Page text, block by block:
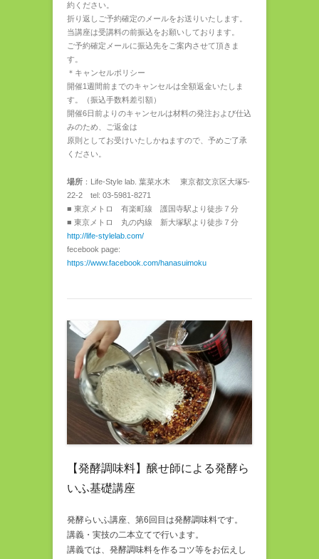
約ください。
折り返しご予約確定のメールをお送りいたします。
当講座は受講料の前振込をお願いしております。
ご予約確定メールに振込先をご案内させて頂きま
す。
＊キャンセルポリシー
開催1週間前までのキャンセルは全額返金いたしま
す。（振込手数料差引額）
開催6日前よりのキャンセルは材料の発注および仕込
みのため、ご返金は
原則としてお受けいたしかねますので、予めご了承
ください。
場所 ：Life-Style lab. 葉菜水木 東京都文京区大塚5-
22-2 tel: 03-5981-8271
■ 東京メトロ 有楽町線 護国寺駅より徒歩７分
■ 東京メトロ 丸の内線 新大塚駅より徒歩７分
http://life-stylelab.com/
fecebook page:
https://www.facebook.com/hanasuimoku
【発酵調味料】醸せ師による発酵ら
いふ基礎講座
発酵らいふ講座、第6回目は発酵調味料です。
講義・実技の二本立てで行います。
講義では、発酵調味料を作るコツ等をお伝えし